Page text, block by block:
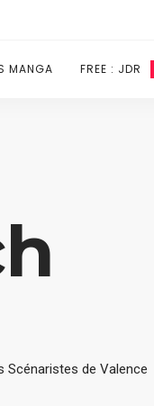
MANGA FREE : JDR
Scénaristes de Valence